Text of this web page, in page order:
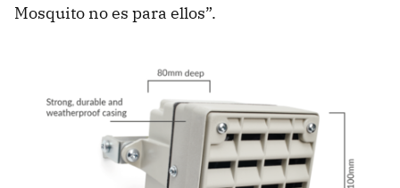
Mosquito no es para ellos”.